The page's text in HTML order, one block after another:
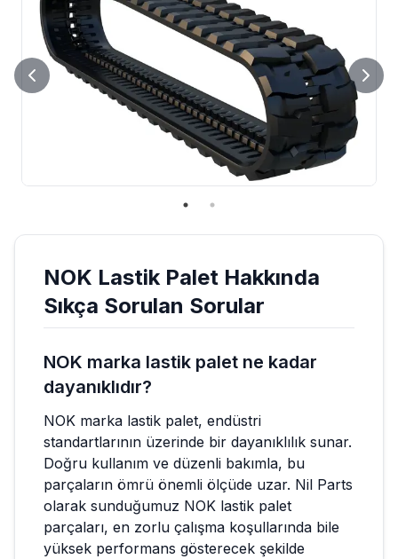
NOK Lastik Palet Hakkında
Sıkça Sorulan Sorular
NOK marka lastik palet ne kadar
dayanıklıdır?
NOK marka lastik palet, endüstri
standartlarının üzerinde bir dayanıklılık sunar.
Doğru kullanım ve düzenli bakımla, bu
parçaların ömrü önemli ölçüde uzar. Nil Parts
olarak sunduğumuz NOK lastik palet
parçaları, en zorlu çalışma koşullarında bile
yüksek performans gösterecek şekilde